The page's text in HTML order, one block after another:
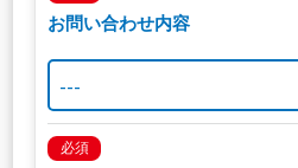
お問い合わせ内容
必須